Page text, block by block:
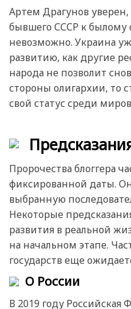
Артем Драгунов
бывшего СССР к
невозможно. Украина
развитию, как другие
народа не позволит
стороны олигархии, то
свой статус среди
Пророчества блоггера
фиксированной даты.
выбранную
Некоторые
развития в реальной
на начальном этапе.
государств еще
О России
В 2019 году Российская